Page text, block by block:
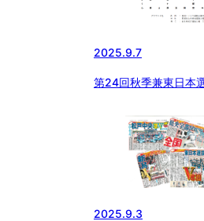
2025.9.7
第24回秋季兼東日本
2025.9.3